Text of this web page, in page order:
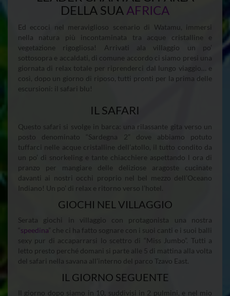
DELLA SUA AFRICA
Ed eccoci nel meraviglioso scenario di Watamu, immersi
nella natura più incontaminata tra acque cristalline e
vegetazione rigogliosa! Arrivati ala villaggio un po’
sottosopra e accaldati, di comune accordo ci siamo presi una
giornata di relax totale per riprenderci dal lungo viaggio… e
così, dopo un giorno di riposo, tutti pronti per la prima delle
escursioni: il safari blu!
IL SAFARI
Questo safari si svolge in barca: una rilassante gita verso un
posto denominato “Sardegna 2” dove abbiamo potuto
tuffarci nelle acque cristalline dell’atollo, il tutto condito da
un po’ di snorkeling e tante chiacchiere aspettando l ora di
pranzo per mangiare delle deliziose aragoste cucinate
davanti ai nostri occhi proprio nel bel mezzo dell’Oceano
Indiano! Un po’ di relax e ritorno verso l’hotel.
GIOCHI NEL VILLAGGIO
Serata giochi in villaggio con protagonista una nostra
speedina” che ci ha fatto sognare con i suoi canti e i suoi balli
sexy pur di accaparrarsi lo scettro di “Miss Jumbo”. Tutti a
letto presto perché domani si parte alle 5 di mattina alla volta
del safari nella savana all’interno del parco Tzavo East.
IL GIORNO SEGUENTE
Il giorno dopo siamo in 10, suddivisi in 2 pulmini, e nel mio